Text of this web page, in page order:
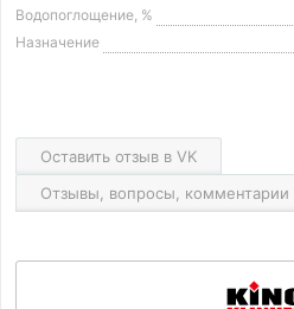
Водопоглощение, %
Назначение
Оставить отзыв в VK
Отзывы, вопросы, комментарии